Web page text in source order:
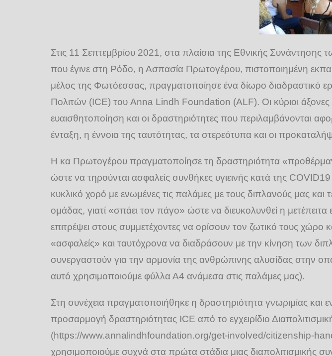
Στις 11 Σεπτεμβρίου 2021, στα πλαίσια της Εθνικής
που έγινε στη Ρόδο, η Ασπασία Πρωτογέρου, πιστοποιημένη
μέλος της Φωτόεσσας, πραγματοποίησε ένα δίωρο διαδραστικό
Πολιτών (ICE) του Anna Lindh Foundation (ALF). Οι κύριοι
ευαισθητοποίηση και οι δραστηριότητες που περιλαμβάνονται
ένταξη, η έννοια της ταυτότητας, τα στερεότυπα και οι
Η κα Πρωτογέρου πραγματοποίησε τη δραστηριότητα
ώστε να τηρούνται ασφαλείς συνθήκες υγιεινής κατά της
κυκλικό χορό με ενωμένες τις παλάμες με τους διπλανούς μας
ομάδας, γιατί «σπάει τον πάγο» ώστε να διευκολυνθεί η
επιτρέψει στους συμμετέχοντες να ορίσουν τον ζωτικό τους
«ασφαλείς» και ταυτόχρονα να διαδράσουν με την κίνηση των
συνεργαστούν για την αρμονία της ανθρώπινης αλυσίδας στην
αυτό χρησιμοποιούμε φύλλα Α4 ανάμεσα στις παλάμες μας).
Στη συνέχεια πραγματοποιήθηκε η δραστηριότητα γνωριμίας
προσαρμογή δραστηριότητας ICE από το εγχειρίδιο
(https://www.annalindhfoundation.org/get-involved/citizenship-
χρησιμοποιούμε συχνά στα πρώτα στάδια μιας διαπολιτισμικής